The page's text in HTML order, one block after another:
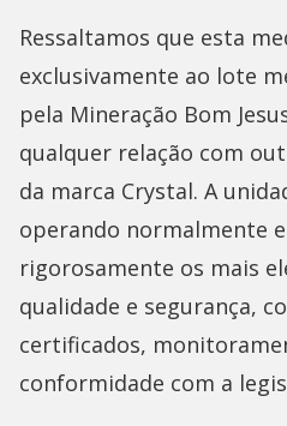
Ressaltamos que esta
exclusivamente ao lote
pela Mineração Bom
qualquer relação com
da marca Crystal. A
operando normalmente
rigorosamente os mais
qualidade e segurança,
certificados,
conformidade com a